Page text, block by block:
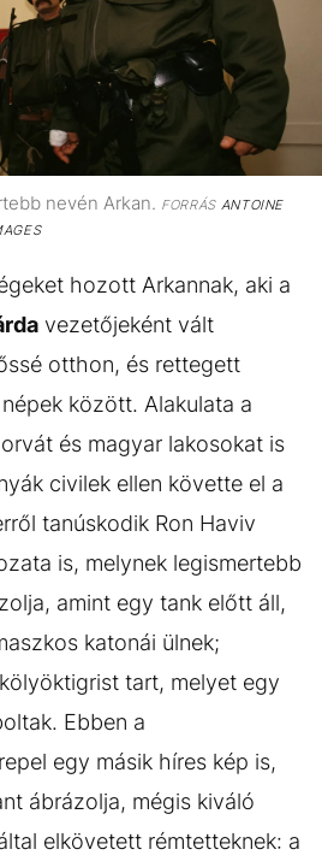
nevén Arkan. FORRÁSANTOINE
hozott Arkannak, aki a
vezetőjeként vált
otthon, és rettegett
között. Alakulata a
és magyar lakosokat is
civilek ellen követte el a
tanúskodik Ron Haviv
is, melynek legismertebb
amint egy tank előtt áll,
katonái ülnek;
tart, melyet egy
Ebben a
egy másik híres kép is,
ábrázolja, mégis kiváló
elkövetett rémtetteknek: a